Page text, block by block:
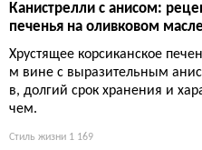
Канистрелли с анисом:
печенья на оливковом масле
Хрустящее корсиканское
м вине с выразительным
в, долгий срок хранения и
чем.
Стиль жизни 1 169